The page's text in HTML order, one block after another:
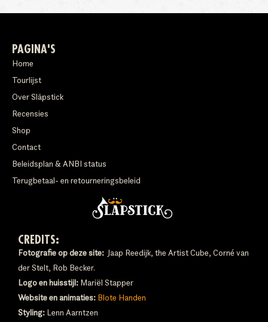
PAGINA'S
Home
Tourlijst
Over Släpstick
Recensies
Shop
Contact
Beleidsplan & ANBI status
Terugbetaal- en retourneringsbeleid
CREDITS:
Fotografie op deze site: Jaap Reedijk, the Artist Cube, Corné van
der Stelt, Rob Becker.
Logo en huisstijl: Mariël Stapper
Website en animaties: Blote Handen
Styling: Lenn Aarntzen